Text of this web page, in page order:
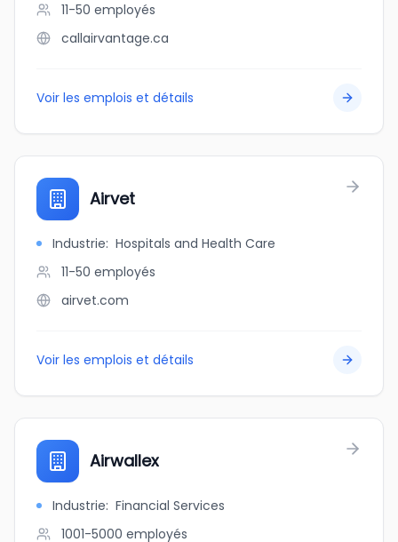
11-50 employés
callairvantage.ca
Voir les emplois et détails
Airvet
Industrie: Hospitals and Health Care
11-50 employés
airvet.com
Voir les emplois et détails
Airwallex
Industrie: Financial Services
1001-5000 employés